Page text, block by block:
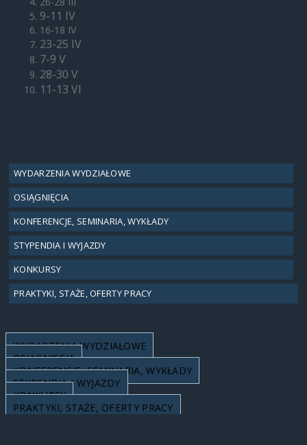
9-11 IV
16-18 IV
23-25 IV
7-9 V
28-30 V
11-13 VI
WYDARZENIA WYDZIAŁOWE
OSIĄGNIĘCIA
KONFERENCJE, SEMINARIA, WYKŁADY
STYPENDIA I WYJAZDY
KONKURSY
PRAKTYKI, STAŻE, OFERTY PRACY
WYDARZENIA WYDZIAŁOWE
OSIĄGNIĘCIA
KONFERENCJE, SEMINARIA, WYKŁADY
STYPENDIA I WYJAZDY
KONKURSY
PRAKTYKI, STAŻE, OFERTY PRACY